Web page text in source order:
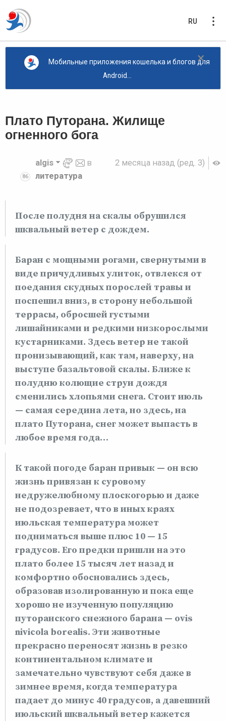
RU
×
Мобильные приложения кошелька и блогов для
Android...
Плато Путорана. Жилище
огненного бога
2 месяца назад (ред. 3)
86
algis
в
литература
После полудня на скалы обрушился
шквальный ветер с дождем.
Баран с мощными рогами, свернутыми в
виде причудливых улиток, отвлекся от
поедания скудных порослей травы и
поспешил вниз, в сторону небольшой
террасы, обросшей густыми
лишайниками и редкими низкорослыми
кустарниками. Здесь ветер не такой
пронизывающий, как там, наверху, на
выступе базальтовой скалы. Ближе к
полудню колющие струи дождя
сменились хлопьями снега. Стоит июль
— самая середина лета, но здесь, на
плато Путорана, снег может выпасть в
любое время года…
К такой погоде баран привык — он всю
жизнь привязан к суровому
недружелюбному плоскогорью и даже
не подозревает, что в иных краях
июльская температура может
подниматься выше плюс 10 — 15
градусов. Его предки пришли на это
плато более 15 тысяч лет назад и
комфортно обосновались здесь,
образовав изолированную и пока еще
хорошо не изученную популяцию
путоранского снежного барана — ovis
nivicola borealis. Эти животные
прекрасно переносят жизнь в резко
континентальном климате и
замечательно чувствуют себя даже в
зимнее время, когда температура
падает до минус 40 градусов, а давешний
июльский шквальный ветер кажется